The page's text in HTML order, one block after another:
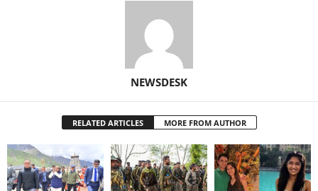
NEWSDESK
RELATED ARTICLES MORE FROM AUTHOR